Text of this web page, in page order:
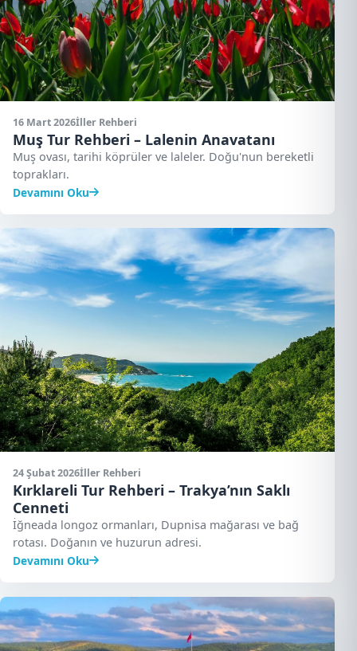
16 Mart 2026İller Rehberi
Muş Tur Rehberi – Lalenin Anavatanı
Muş ovası, tarihi köprüler ve laleler. Doğu'nun bereketli
toprakları.
Devamını Oku
24 Şubat 2026İller Rehberi
Kırklareli Tur Rehberi – Trakya’nın Saklı
Cenneti
İğneada longoz ormanları, Dupnisa mağarası ve bağ
rotası. Doğanın ve huzurun adresi.
Devamını Oku